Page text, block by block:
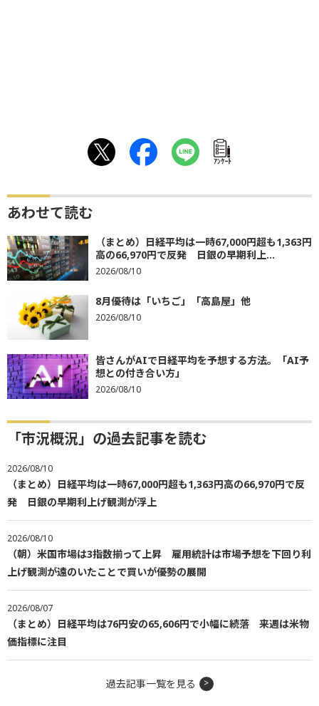
ｱﾝｹｰﾄ
あわせて読む
（まとめ）日経平均は一時67,000円超も1,363円
高の66,970円で反発 日銀の早期利上...
2026/08/10
8月優待は「いちご」「高島屋」他
2026/08/10
皆さんがAIで日経平均を予想する方法。「AI予
想との付き合い方」
2026/08/10
「市況概況」の過去記事を読む
2026/08/10
（まとめ）日経平均は一時67,000円超も1,363円高の66,970円で反
発 日銀の早期利上げ観測が浮上
2026/08/10
（朝）米国市場は3指数揃って上昇 雇用統計は市場予想を下回り利
上げ観測が遠のいたことで買いが優勢の展開
2026/08/07
（まとめ）日経平均は76円安の65,606円で小幅に続落 来週は米物
価指標に注目
過去記事一覧を見る